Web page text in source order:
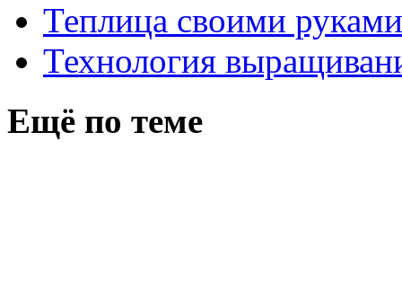
Теплица своими руками
Технология
Ещё по теме